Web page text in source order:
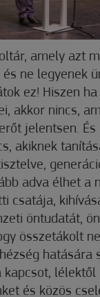
amely azt
ne legyenek
ez! Hiszen
akkor nincs,
jelentsen. És
akiknek
adva élhet a
csatája,
öntudatát,
összetákolt
hatására
lélektől
és közös